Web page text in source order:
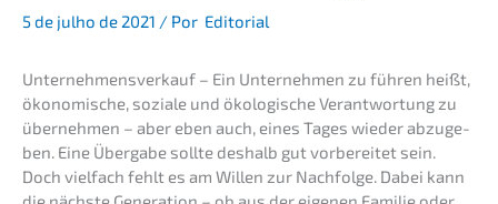
5 de julho de 2021 / Por Editorial
Unter­nehmens­verkauf – Ein Unter­neh­men zu führen heißt,
ökono­mi­sche, sozia­le und ökolo­gi­sche Verant­wor­tung zu
überneh­men – aber eben auch, eines Tages wieder abzuge­
ben. Eine Überga­be sollte deshalb gut vorbe­rei­tet sein.
Doch vielfach fehlt es am Willen zur Nachfol­ge. Dabei kann